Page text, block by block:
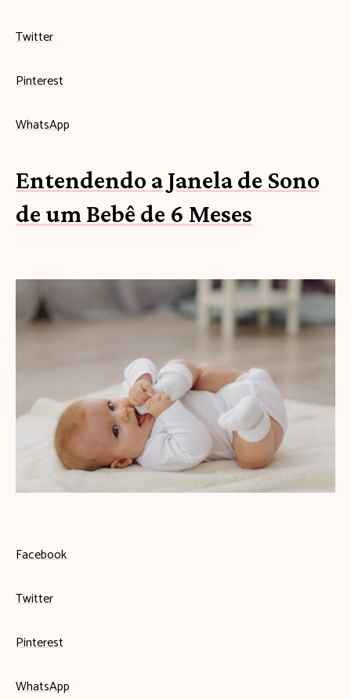
Twitter
Pinterest
WhatsApp
Entendendo a Janela de Sono
de um Bebê de 6 Meses
Facebook
Twitter
Pinterest
WhatsApp